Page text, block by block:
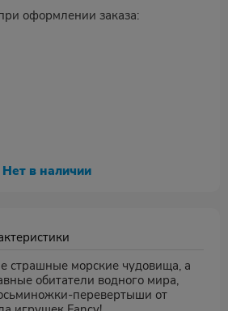
оформлении заказа:
Нет в наличии
страшные морские чудовища, а
обитатели водного мира,
перевертыши от